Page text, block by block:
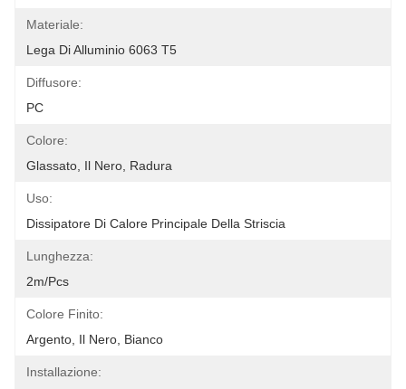
Materiale:
Lega Di Alluminio 6063 T5
Diffusore:
PC
Colore:
Glassato, Il Nero, Radura
Uso:
Dissipatore Di Calore Principale Della Striscia
Lunghezza:
2m/pcs
Colore Finito:
Argento, Il Nero, Bianco
Installazione: